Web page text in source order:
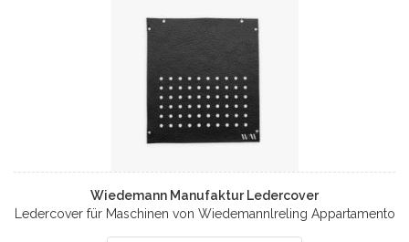
Wiedemann Manufaktur Ledercover
Ledercover für Maschinen von Wiedemannlreling Appartamento